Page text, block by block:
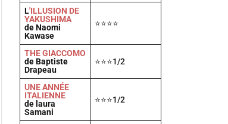
L'ILLUSION DE
YAKUSHIMA
de Naomi
Kawase
⭐⭐⭐⭐
THE GIACCOMO
de Baptiste
Drapeau
⭐⭐⭐1/2
UNE ANNÉE
ITALIENNE
de laura
Samani
⭐⭐⭐1/2